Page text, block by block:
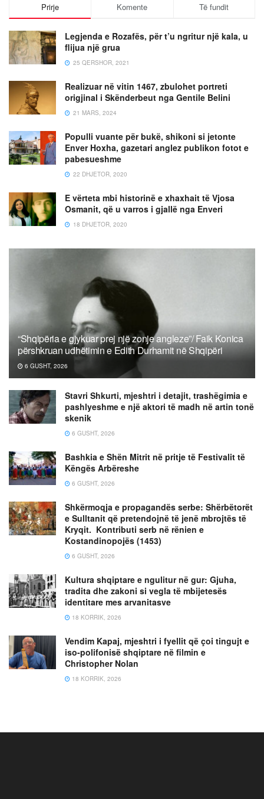
Prirje Komente Të fundit
Legjenda e Rozafës, për t’u ngritur një kala, u
flijua një grua
25 QERSHOR, 2021
Realizuar në vitin 1467, zbulohet portreti
origjinal i Skënderbeut nga Gentile Belini
21 MARS, 2024
Populli vuante për bukë, shikoni si jetonte
Enver Hoxha, gazetari anglez publikon fotot e
pabesueshme
22 DHJETOR, 2020
E vërteta mbi historinë e xhaxhait të Vjosa
Osmanit, që u varros i gjallë nga Enveri
18 DHJETOR, 2020
“Shqipëria e gjykuar prej një zonje angleze”/ Faik Konica
përshkruan udhëtimin e Edith Durhamit në Shqipëri
6 GUSHT, 2026
Stavri Shkurti, mjeshtri i detajit, trashëgimia e
pashlyeshme e një aktori të madh në artin tonë
skenik
6 GUSHT, 2026
Bashkia e Shën Mitrit në pritje të Festivalit të
Këngës Arbëreshe
6 GUSHT, 2026
Shkërmoqja e propagandës serbe: Shërbëtorët
e Sulltanit që pretendojnë të jenë mbrojtës të
Kryqit. Kontributi serb në rënien e
Kostandinopojës (1453)
6 GUSHT, 2026
Kultura shqiptare e ngulitur në gur: Gjuha,
tradita dhe zakoni si vegla të mbijetesës
identitare mes arvanitasve
18 KORRIK, 2026
Vendim Kapaj, mjeshtri i fyellit që çoi tingujt e
iso-polifonisë shqiptare në filmin e
Christopher Nolan
18 KORRIK, 2026